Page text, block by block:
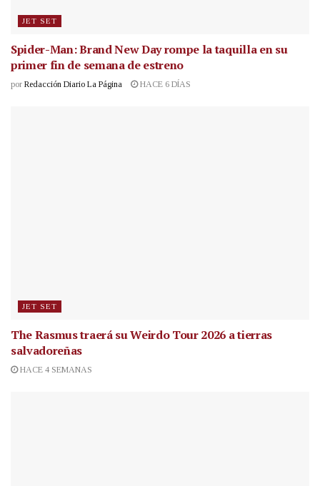
JET SET
Spider-Man: Brand New Day rompe la taquilla en su
primer fin de semana de estreno
por Redacción Diario La Página HACE 6 DÍAS
JET SET
The Rasmus traerá su Weirdo Tour 2026 a tierras
salvadoreñas
HACE 4 SEMANAS